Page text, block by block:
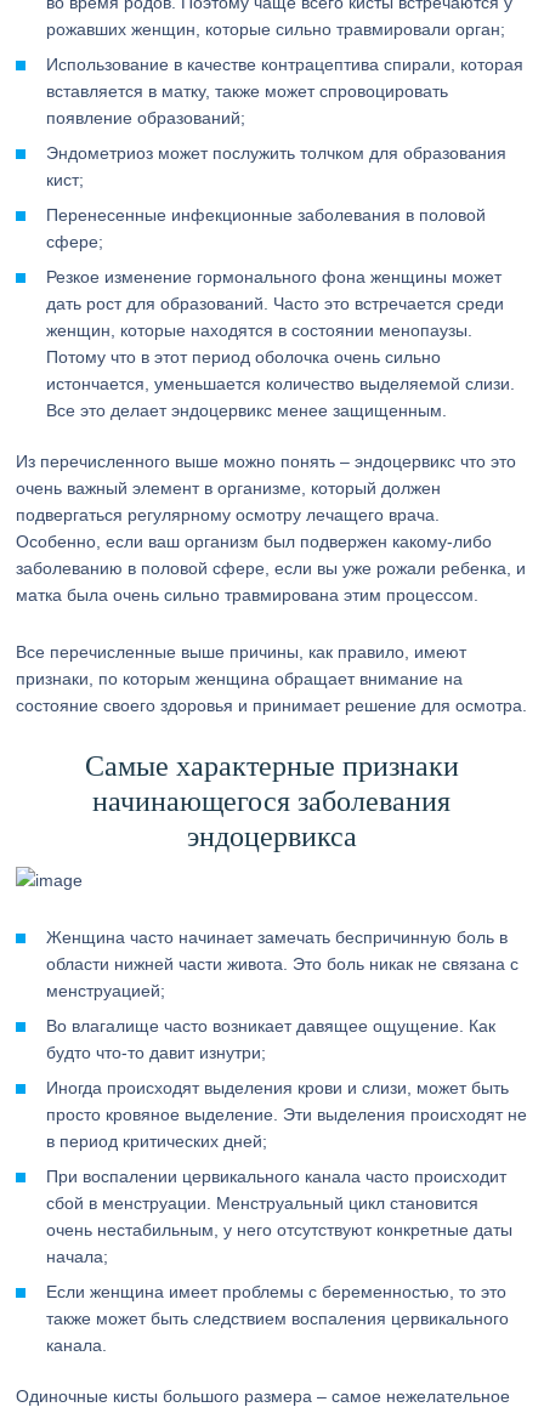
рожавших женщин, которые сильно травмировали орган;
Использование в качестве контрацептива спирали, которая
вставляется в матку, также может спровоцировать
появление образований;
Эндометриоз может послужить толчком для образования
кист;
Перенесенные инфекционные заболевания в половой
сфере;
Резкое изменение гормонального фона женщины может
дать рост для образований. Часто это встречается среди
женщин, которые находятся в состоянии менопаузы.
Потому что в этот период оболочка очень сильно
истончается, уменьшается количество выделяемой слизи.
Все это делает эндоцервикс менее защищенным.
Из перечисленного выше можно понять – эндоцервикс что это
очень важный элемент в организме, который должен
подвергаться регулярному осмотру лечащего врача.
Особенно, если ваш организм был подвержен какому-либо
заболеванию в половой сфере, если вы уже рожали ребенка, и
матка была очень сильно травмирована этим процессом.
Все перечисленные выше причины, как правило, имеют
признаки, по которым женщина обращает внимание на
состояние своего здоровья и принимает решение для осмотра.
Самые характерные признаки
начинающегося заболевания
эндоцервикса
Женщина часто начинает замечать беспричинную боль в
области нижней части живота. Это боль никак не связана с
менструацией;
Во влагалище часто возникает давящее ощущение. Как
будто что-то давит изнутри;
Иногда происходят выделения крови и слизи, может быть
просто кровяное выделение. Эти выделения происходят не
в период критических дней;
При воспалении цервикального канала часто происходит
сбой в менструации. Менструальный цикл становится
очень нестабильным, у него отсутствуют конкретные даты
начала;
Если женщина имеет проблемы с беременностью, то это
также может быть следствием воспаления цервикального
канала.
Одиночные кисты большого размера – самое нежелательное